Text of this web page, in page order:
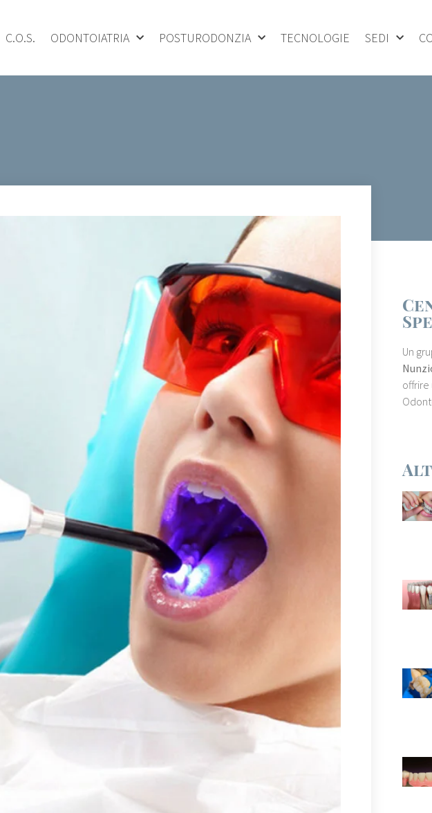
C.O.S. ODONTOIATRIA POSTURODONZIA TECNOLOGIE SEDI
Un
offrire